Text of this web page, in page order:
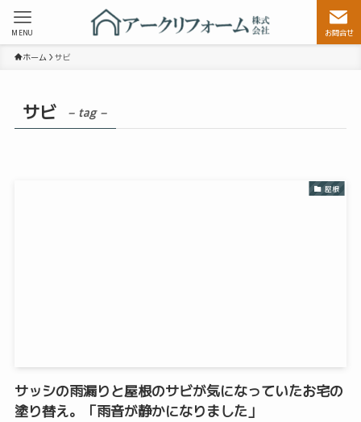
お問合せ
MENU
ホーム サビ
サビ – tag –
屋根
サッシの雨漏りと屋根のサビが気になっていたお宅の
塗り替え。「雨音が静かになりました」